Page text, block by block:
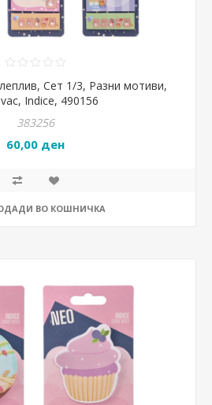
Сет 1/3, Разни мотиви,
Indice, 490156
383256
60,00 ден
ВО КОШНИЧКА